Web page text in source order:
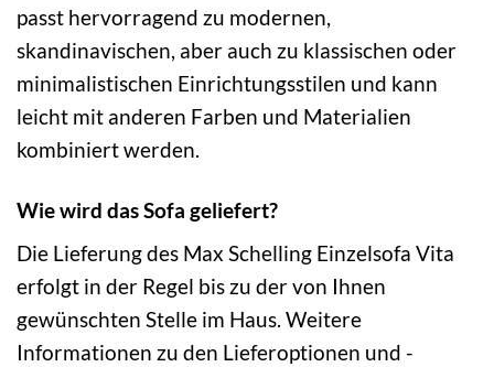
passt hervorragend zu modernen,
skandinavischen, aber auch zu klassischen oder
minimalistischen Einrichtungsstilen und kann
leicht mit anderen Farben und Materialien
kombiniert werden.
Wie wird das Sofa geliefert?
Die Lieferung des Max Schelling Einzelsofa Vita
erfolgt in der Regel bis zu der von Ihnen
gewünschten Stelle im Haus. Weitere
Informationen zu den Lieferoptionen und -